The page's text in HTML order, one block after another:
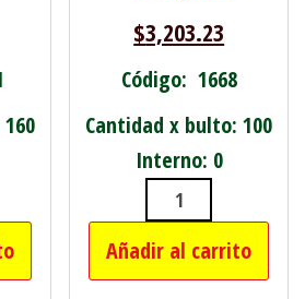
PASO PLASTICA
$3,203.23
Código: 1668
Cantidad x bulto: 100
Interno: 0
DUCHADOR
Añadir al carrito